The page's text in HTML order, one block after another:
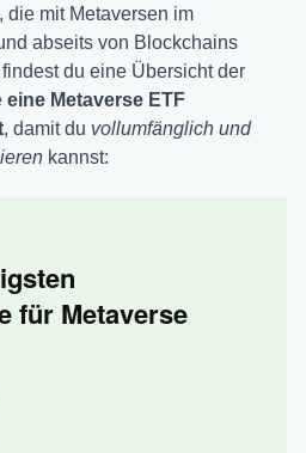
, die mit Metaversen im
abseits von Blockchains
du eine Übersicht der
eine Metaverse ETF
, damit du vollumfänglich und
kannst:
für Metaverse